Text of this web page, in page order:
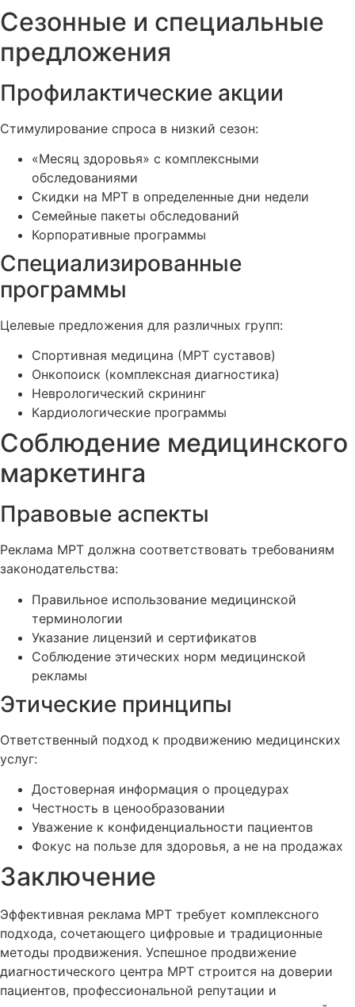
Сезонные и специальные
предложения
Профилактические акции
Стимулирование спроса в низкий сезон:
«Месяц здоровья» с комплексными
обследованиями
Скидки на МРТ в определенные дни недели
Семейные пакеты обследований
Корпоративные программы
Специализированные
программы
Целевые предложения для различных групп:
Спортивная медицина (МРТ суставов)
Онкопоиск (комплексная диагностика)
Неврологический скрининг
Кардиологические программы
Соблюдение медицинского
маркетинга
Правовые аспекты
Реклама МРТ должна соответствовать требованиям
законодательства:
Правильное использование медицинской
терминологии
Указание лицензий и сертификатов
Соблюдение этических норм медицинской
рекламы
Этические принципы
Ответственный подход к продвижению медицинских
услуг:
Достоверная информация о процедурах
Честность в ценообразовании
Уважение к конфиденциальности пациентов
Фокус на пользе для здоровья, а не на продажах
Заключение
Эффективная реклама МРТ требует комплексного
подхода, сочетающего цифровые и традиционные
методы продвижения. Успешное продвижение
диагностического центра МРТ строится на доверии
пациентов, профессиональной репутации и